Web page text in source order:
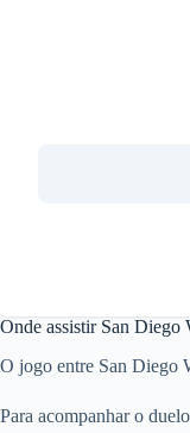
Onde assistir San
O jogo entre San Diego
Para acompanhar o